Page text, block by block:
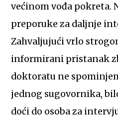
većinom vođa pokreta.
preporuke za daljnje
Zahvaljujući vrlo
informirani pristanak
doktoratu ne
jednog sugovornika,
doći do osoba za